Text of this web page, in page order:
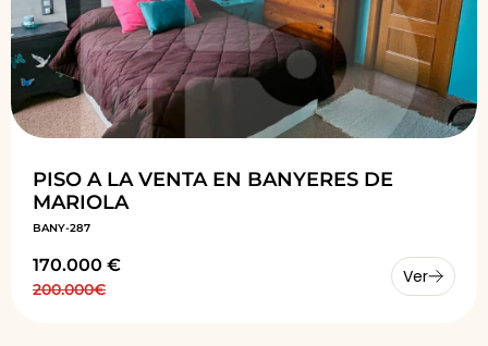
PISO A LA VENTA EN BANYERES DE
MARIOLA
BANY-287
170.000 €
200.000€
Ver